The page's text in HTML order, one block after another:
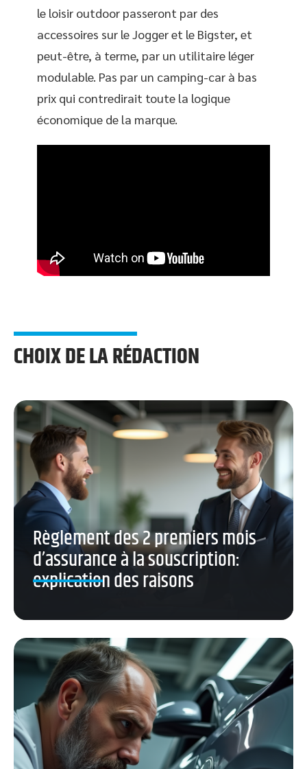
le loisir outdoor passeront par des
accessoires sur le Jogger et le Bigster, et
peut-être, à terme, par un utilitaire léger
modulable. Pas par un camping-car à bas
prix qui contredirait toute la logique
économique de la marque.
CHOIX DE LA RÉDACTION
Règlement des 2 premiers mois
d’assurance à la souscription:
explication des raisons